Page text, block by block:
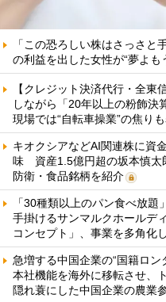
「この恐ろしい株はさっさ
の利益を出した女性が“夢よも
【クレジット決済代行・全東
しながら「20年以上の粉飾
現場では“自転車操業”の焦り
キオクシアなどAI関連株に資
味 資産1.5億円超の坂本慎太
防衛・食品銘柄を紹介
「30種類以上のパン食べ放
手掛けるサンマルクホール
コンセプト」、事業を多角化
急増する中国企業の“国籍ロ
本社機能を海外に移転させ、
隠れ蓑にした中国企業の農業